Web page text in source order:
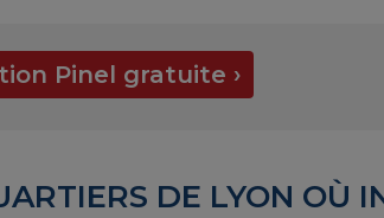
Pinel gratuite ›
DE LYON OÙ